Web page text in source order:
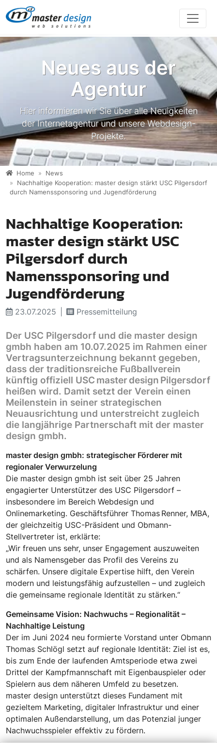
Direkt zur Hauptnavigation springen
Direkt zum Inhalt springen
Neues aus der
Agentur
Hier informieren wir Sie über alle Neuigkeiten
der Internetagentur und unsere Webdesign-
Projekte.
Home
News
Nachhaltige Kooperation: master design stärkt USC Pilgersdorf
durch Namenssponsoring und Jugendförderung
Nachhaltige Kooperation:
master design stärkt USC
Pilgersdorf durch
Namenssponsoring und
Jugendförderung
23.07.2025 Pressemitteilung
Der USC Pilgersdorf und die master design
gmbh haben am 10.07.2025 im Rahmen einer
Vertragsunterzeichnung bekannt gegeben,
dass der traditionsreiche Fußballverein
künftig offiziell USC master design Pilgersdorf
heißen wird. Damit setzt der Verein einen
Meilenstein in seiner strategischen
Neuausrichtung und unterstreicht zugleich
die langjährige Partnerschaft mit der master
design gmbh.
master design gmbh: strategischer Förderer mit
regionaler Verwurzelung
Die master design gmbh ist seit über 25 Jahren
engagierter Unterstützer des USC Pilgersdorf –
insbesondere im Bereich Webdesign und
Onlinemarketing. Geschäftsführer Thomas Renner, MBA,
der gleichzeitig USC-Präsident und Obmann-
Stellvertreter ist, erklärte:
„Wir freuen uns sehr, unser Engagement auszuweiten
und als Namensgeber das Profil des Vereins zu
schärfen. Unsere digitale Expertise hilft, den Verein
modern und leistungsfähig aufzustellen – und zugleich
die gemeinsame regionale Identität zu stärken.“
Gemeinsame Vision: Nachwuchs – Regionalität –
Nachhaltige Leistung
Der im Juni 2024 neu formierte Vorstand unter Obmann
Thomas Schlögl setzt auf regionale Identität: Ziel ist es,
bis zum Ende der laufenden Amtsperiode etwa zwei
Drittel der Kampfmannschaft mit Eigenbauspieler oder
Spielern aus dem näheren Umfeld zu besetzen.
master design unterstützt dieses Fundament mit
gezieltem Marketing, digitaler Infrastruktur und einer
optimalen Außendarstellung, um das Potenzial junger
Nachwuchsspieler effektiv zu fördern.